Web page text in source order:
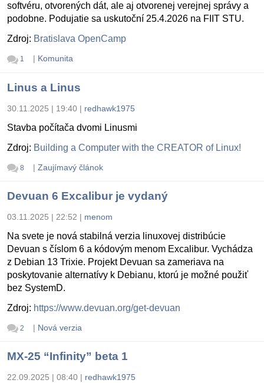
softvéru, otvorených dát, ale aj otvorenej verejnej správy a
podobne. Podujatie sa uskutoční 25.4.2026 na FIIT STU.
Zdroj: Bratislava OpenCamp
1 | Komunita
Linus a Linus
30.11.2025 | 19:40 | redhawk1975
Stavba počítača dvomi Linusmi
Zdroj: Building a Computer with the CREATOR of Linux!
8 | Zaujímavý článok
Devuan 6 Excalibur je vydaný
03.11.2025 | 22:52 | menom
Na svete je nová stabilná verzia linuxovej distribúcie
Devuan s číslom 6 a kódovým menom Excalibur. Vychádza
z Debian 13 Trixie. Projekt Devuan sa zameriava na
poskytovanie alternatívy k Debianu, ktorú je možné použiť
bez SystemD.
Zdroj: https://www.devuan.org/get-devuan
2 | Nová verzia
MX-25 “Infinity” beta 1
22.09.2025 | 08:40 | redhawk1975